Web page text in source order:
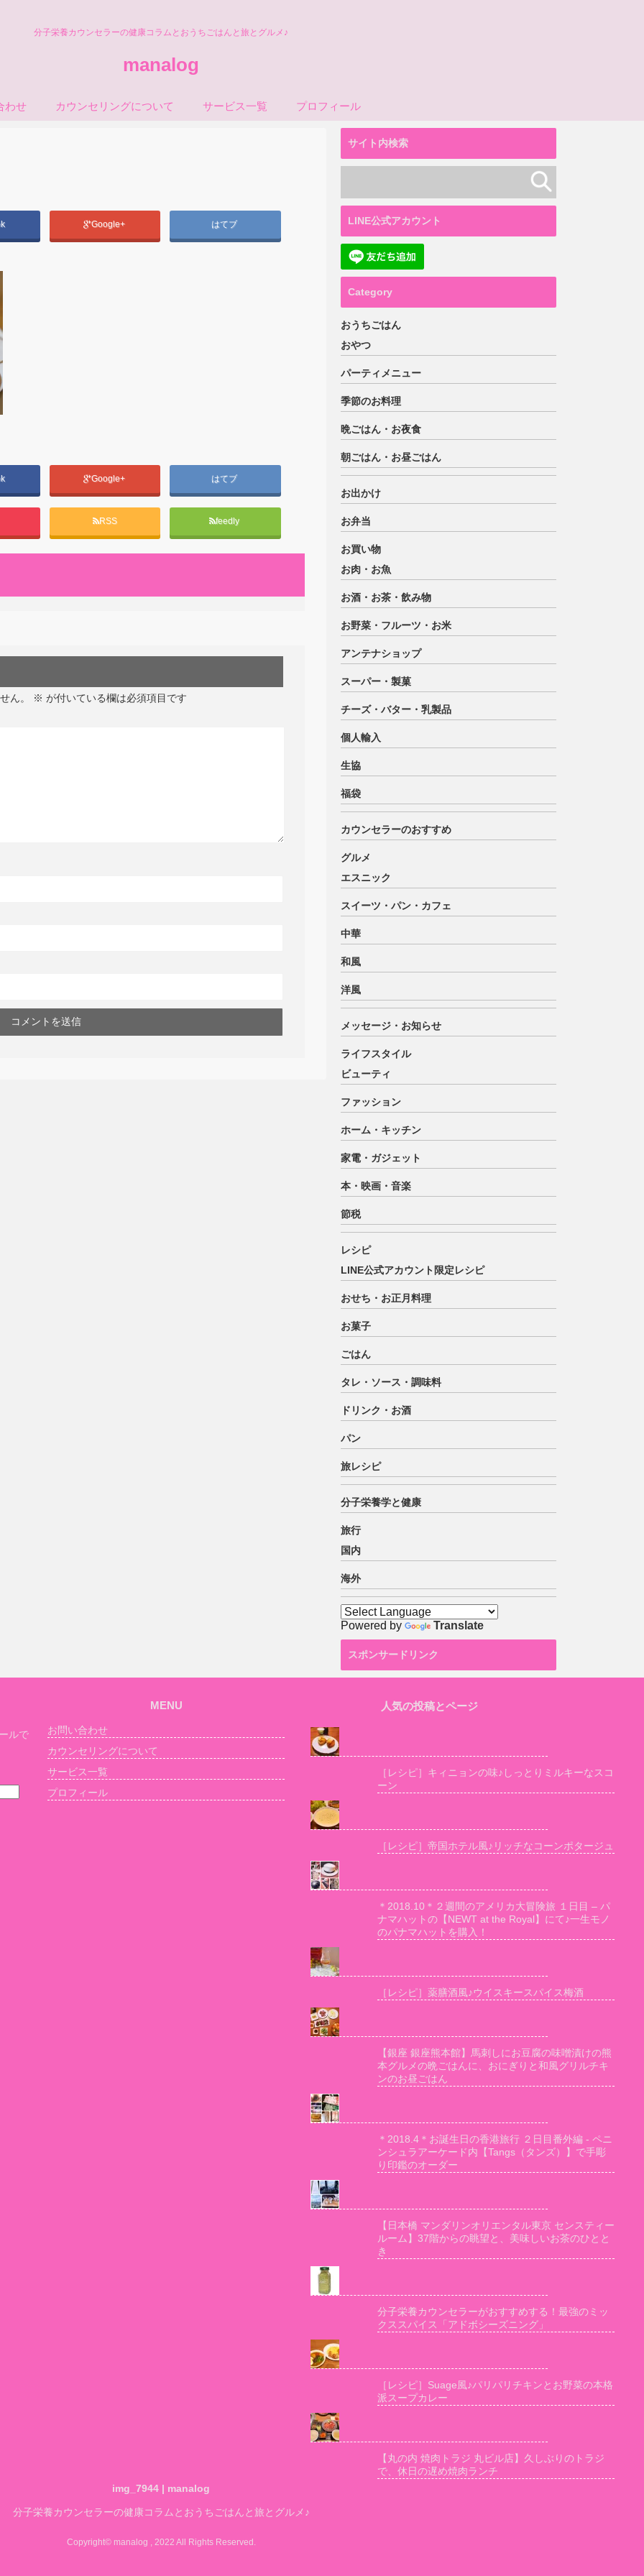
分子栄養カウンセラーの健康コラムとおうちごはんと旅とグルメ♪
manalog
わせ カウンセリングについて サービス一覧 プロフィール
Google+ はてブ
Google+ はてブ
RSS feedly
ん。 ※ が付いている欄は必須項目です
サイト内検索
LINE公式アカウント
Category
おうちごはん
おやつ
パーティメニュー
季節のお料理
晩ごはん・お夜食
朝ごはん・お昼ごはん
お出かけ
お弁当
お買い物
お肉・お魚
お酒・お茶・飲み物
お野菜・フルーツ・お米
アンテナショップ
スーパー・製菓
チーズ・バター・乳製品
個人輸入
生協
福袋
カウンセラーのおすすめ
グルメ
エスニック
スイーツ・パン・カフェ
中華
和風
洋風
メッセージ・お知らせ
ライフスタイル
ビューティ
ファッション
ホーム・キッチン
家電・ガジェット
本・映画・音楽
節税
レシピ
LINE公式アカウント限定レシピ
おせち・お正月料理
お菓子
ごはん
タレ・ソース・調味料
ドリンク・お酒
パン
旅レシピ
分子栄養学と健康
旅行
国内
海外
Powered by Translate
スポンサードリンク
ルで
MENU
お問い合わせ
カウンセリングについて
サービス一覧
プロフィール
人気の投稿とページ
［レシピ］キィニョンの味♪しっとりミルキーなスコ
ーン
［レシピ］帝国ホテル風♪リッチなコーンポタージュ
＊2018.10＊２週間のアメリカ大冒険旅 １日目 – パ
ナマハットの【NEWT at the Royal】にて♪一生モノ
のパナマハットを購入！
［レシピ］薬膳酒風♪ウイスキースパイス梅酒
【銀座 銀座熊本館】馬刺しにお豆腐の味噌漬けの熊
本グルメの晩ごはんに、おにぎりと和風グリルチキ
ンのお昼ごはん
＊2018.4＊お誕生日の香港旅行 ２日目番外編 - ペニ
ンシュラアーケード内【Tangs（タンズ）】で手彫
り印鑑のオーダー
【日本橋 マンダリンオリエンタル東京 センスティー
ルーム】37階からの眺望と、美味しいお茶のひとと
き
分子栄養カウンセラーがおすすめする！最強のミッ
クススパイス「アドボシーズニング」
［レシピ］Suage風♪パリパリチキンとお野菜の本格
派スープカレー
【丸の内 焼肉トラジ 丸ビル店】久しぶりのトラジ
で、休日の遅め焼肉ランチ
img_7944 | manalog
分子栄養カウンセラーの健康コラムとおうちごはんと旅とグルメ♪
Copyright© manalog , 2022 All Rights Reserved.